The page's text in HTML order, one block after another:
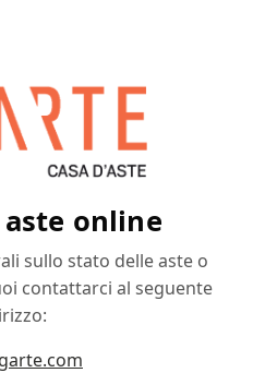
online
sullo stato delle aste o
contattarci al seguente